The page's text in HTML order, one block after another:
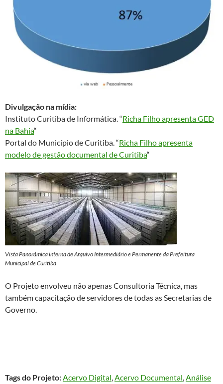
Divulgação na mídia:
Instituto Curitiba de Informática. “Richa Filho apresenta GED
na Bahia“
Portal do Município de Curitiba. “Richa Filho apresenta
modelo de gestão documental de Curitiba“
Vista Panorâmica interna de Arquivo Intermediário e Permanente da Prefeitura
Municipal de Curitiba
O Projeto envolveu não apenas Consultoria Técnica, mas
também capacitação de servidores de todas as Secretarias de
Governo.
Tags do Projeto:Acervo Digital, Acervo Documental, Análise